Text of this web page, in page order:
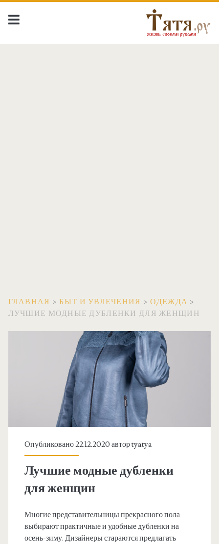
ГЛАВНАЯ >БЫТ И УВЛЕЧЕНИЯ >ОДЕЖДА >
ЛУЧШИЕ МОДНЫЕ ДУБЛЕНКИ ДЛЯ ЖЕНЩИН
Опубликовано 22.12.2020 авторtyatya
Лучшие модные дубленки
для женщин
Многие представительницы прекрасного пола
выбирают практичные и удобные дубленки на
осень-зиму. Дизайнеры стараются предлагать